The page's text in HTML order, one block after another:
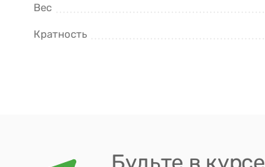
Вес
Кратность